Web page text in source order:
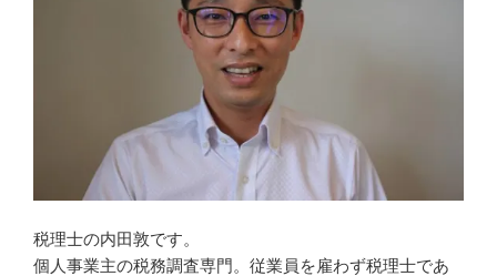
税理士の内田敦です。
個人事業主の税務調査専門。従業員を雇わず税理士であ